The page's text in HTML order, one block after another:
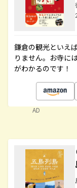
鎌倉の観光といえ
りません。お寺に
がわかるのです！
AD